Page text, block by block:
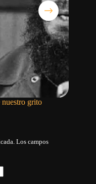
grito
Los campos